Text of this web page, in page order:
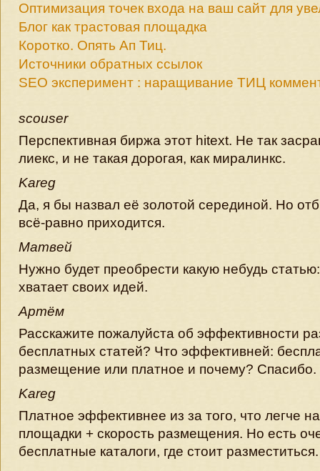
Оптимизация точек входа на ваш сайт для
Блог как трастовая площадка
Коротко. Опять Ап Тиц.
Источники обратных ссылок
SEO эксперимент : наращивание ТИЦ
scouser
Перспективная биржа этот hitext. Не так
лиекс, и не такая дорогая, как миралинкс.
Kareg
Да, я бы назвал её золотой серединой. Но
всё-равно приходится.
Матвей
Нужно будет преобрести какую небудь
хватает своих идей.
Артём
Расскажите пожалуйста об эффективности
бесплатных статей? Что эффективней:
размещение или платное и почему? Спасибо.
Kareg
Платное эффективнее из за того, что легче
площадки + скорость размещения. Но есть
бесплатные каталоги, где стоит разместиться.